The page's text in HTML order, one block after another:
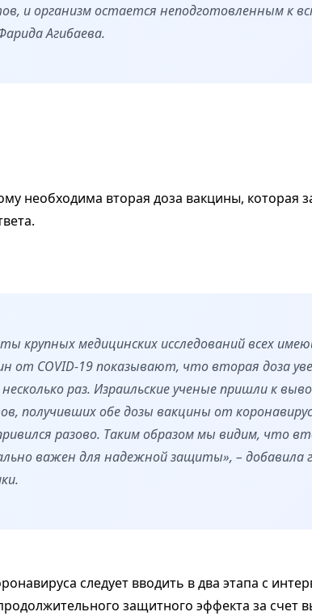
и организм остается неподготовленным к
Агибаева.
необходима вторая доза вакцины, которая
крупных медицинских исследований всех
от COVID-19 показывают, что вторая доза
раз. Израильские ученые пришли к
получивших обе дозы вакцины от
разово. Таким образом мы видим, что
важен для надежной защиты», – добавила
следует вводить в два этапа с
защитного эффекта за счет